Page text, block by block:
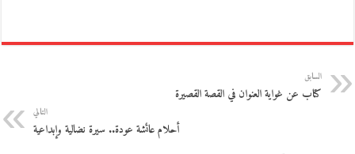
السابق
كتاب عن غواية العنوان في القصة القصيرة
التالي
أحلام عائشة عودة.. سيرة نضالية وإبداعية